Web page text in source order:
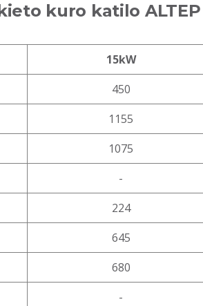
kuro katilo
15kW
450
1155
1075
-
224
645
680
-